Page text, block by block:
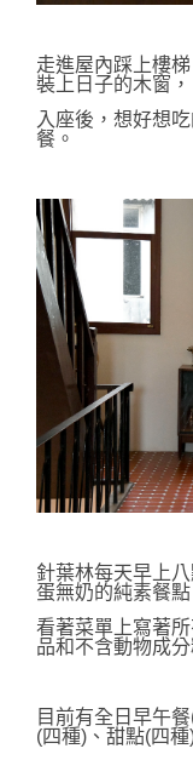
走進屋內踩上樓
裝上日子的木窗，
入座後，想好想
餐。
針葉林每天早上
蛋無奶的純素餐點
看著菜單上寫著
品和不含動物成分
目前有全日早午
(四種)、甜點(四種